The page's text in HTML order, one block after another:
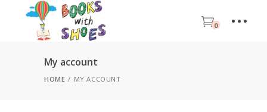
0
My account
HOME MY ACCOUNT